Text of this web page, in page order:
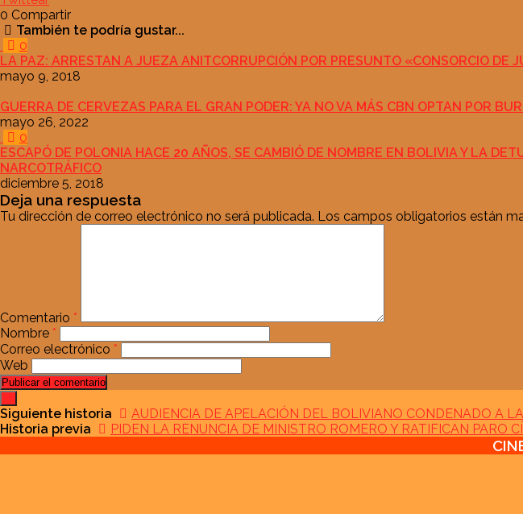
0 Compartir
También te podría gustar...
0
LA PAZ: ARRESTAN A JUEZA ANITCORRUPCIÓN POR PRESUNTO «CONSORCIO DE
mayo 9, 2018
GUERRA DE CERVEZAS PARA EL GRAN PODER: YA NO VA MÁS CBN OPTAN POR
mayo 26, 2022
0
ESCAPÓ DE POLONIA HACE 20 AÑOS, SE CAMBIÓ DE NOMBRE EN BOLIVIA Y LA
NARCOTRÁFICO
diciembre 5, 2018
Deja una respuesta
Tu dirección de correo electrónico no será publicada. Los campos obligatorios están
Comentario *
Nombre *
Correo electrónico *
Web
Siguiente historia
AUDIENCIA DE APELACIÓN DEL BOLIVIANO CONDENADO A
Historia previa
PIDEN LA RENUNCIA DE MINISTRO ROMERO Y RATIFICAN PARO